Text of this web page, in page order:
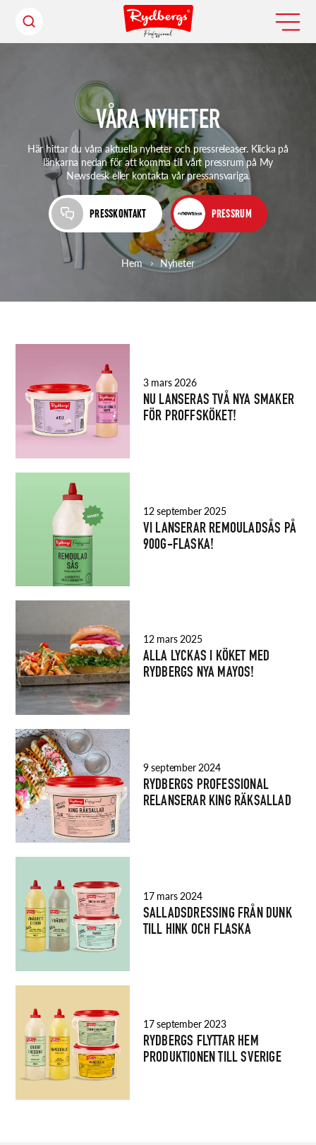
VÅRA NYHETER
Här hittar du våra aktuella nyheter och pressreleaser. Klicka på
länkarna nedan för att komma till vårt pressrum på My
Newsdesk eller kontakta vår pressansvariga.
PRESSKONTAKT PRESSRUM
Hem Nyheter
3 mars 2026
NU LANSERAS TVÅ NYA SMAKER
FÖR PROFFSKÖKET!
12 september 2025
VI LANSERAR REMOULADSÅS PÅ
900G-FLASKA!
12 mars 2025
ALLA LYCKAS I KÖKET MED
RYDBERGS NYA MAYOS!
9 september 2024
RYDBERGS PROFESSIONAL
RELANSERAR KING RÄKSALLAD
17 mars 2024
SALLADSDRESSING FRÅN DUNK
TILL HINK OCH FLASKA
17 september 2023
RYDBERGS FLYTTAR HEM
PRODUKTIONEN TILL SVERIGE